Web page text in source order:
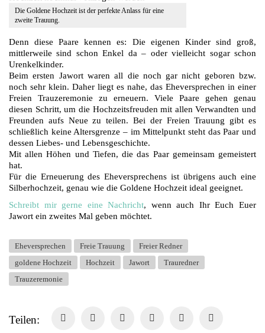
Die Goldene Hochzeit ist der perfekte Anlass für eine
zweite Trauung.
Denn diese Paare kennen es: Die eigenen Kinder sind groß,
mittlerweile sind schon Enkel da – oder vielleicht sogar schon
Urenkelkinder.
Beim ersten Jawort waren all die noch gar nicht geboren bzw.
noch sehr klein. Daher liegt es nahe, das Eheversprechen in einer
Freien Trauzeremonie zu erneuern. Viele Paare gehen genau
diesen Schritt, um die Hochzeitsfreuden mit allen Verwandten und
Freunden aufs Neue zu teilen. Bei der Freien Trauung gibt es
schließlich keine Altersgrenze – im Mittelpunkt steht das Paar und
dessen Liebes- und Lebensgeschichte.
Mit allen Höhen und Tiefen, die das Paar gemeinsam gemeistert
hat.
Für die Erneuerung des Eheversprechens ist übrigens auch eine
Silberhochzeit, genau wie die Goldene Hochzeit ideal geeignet.
Schreibt mir gerne eine Nachricht, wenn auch Ihr Euch Euer
Jawort ein zweites Mal geben möchtet.
Eheversprechen Freie Trauung
Freier Redner
goldene Hochzeit
Hochzeit Jawort
Trauredner
Trauzeremonie
Teilen: